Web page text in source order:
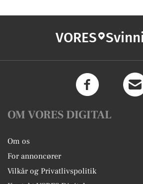
VORES
OM VORES DIGITAL
Om os
For annoncører
Vilkår og Privatlivspolitik